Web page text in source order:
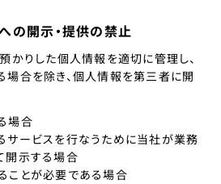
の開示・提供の禁止
かりした個人情報を適切に管理し、
合を除き、個人情報を第三者に開
場合
サービスを行なうために当社が業務
開示する場合
ことが必要である場合